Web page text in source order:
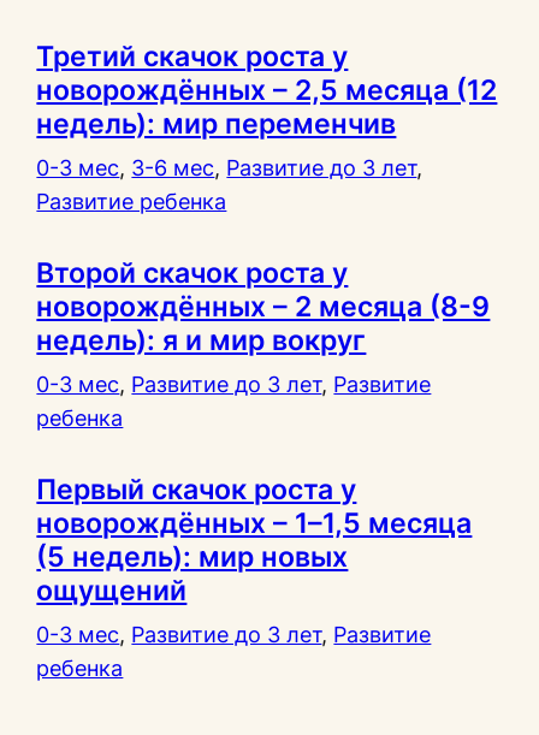
Третий скачок роста у
новорождённых – 2,5 месяца (12
недель): мир переменчив
0-3 мес, 3-6 мес, Развитие до 3 лет
Развитие ребенка
Второй скачок роста у
новорождённых – 2 месяца (8-9
недель): я и мир вокруг
0-3 мес, Развитие до 3 лет, Развитие
ребенка
Первый скачок роста у
новорождённых – 1–1,5 месяца
(5 недель): мир новых
ощущений
0-3 мес, Развитие до 3 лет, Развитие
ребенка